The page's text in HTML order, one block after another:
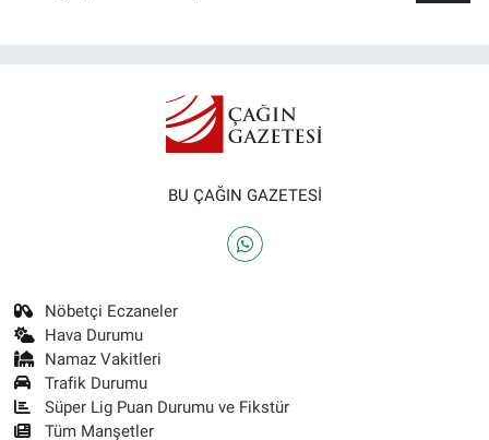
BU ÇAĞIN GAZETESİ
Nöbetçi Eczaneler
Hava Durumu
Namaz Vakitleri
Trafik Durumu
Süper Lig Puan Durumu ve Fikstür
Tüm Manşetler